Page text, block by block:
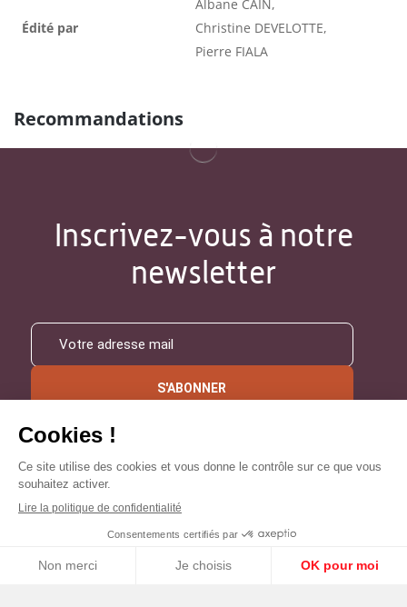
Édité par
Albane CAIN,
Christine DEVELOTTE,
Pierre FIALA
Recommandations
Inscrivez-vous à notre
newsletter
S'ABONNER